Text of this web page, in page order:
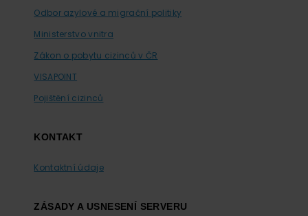
Odbor azylové a migrační politiky
Ministerstvo vnitra
Zákon o pobytu cizinců v ČR
VISAPOINT
Pojištění cizinců
KONTAKT
Kontaktní údaje
ZÁSADY A USNESENÍ SERVERU